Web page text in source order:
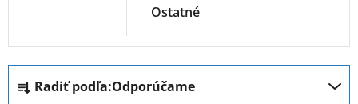
Ostatné
R
a Radiť podľa:Odporúčame